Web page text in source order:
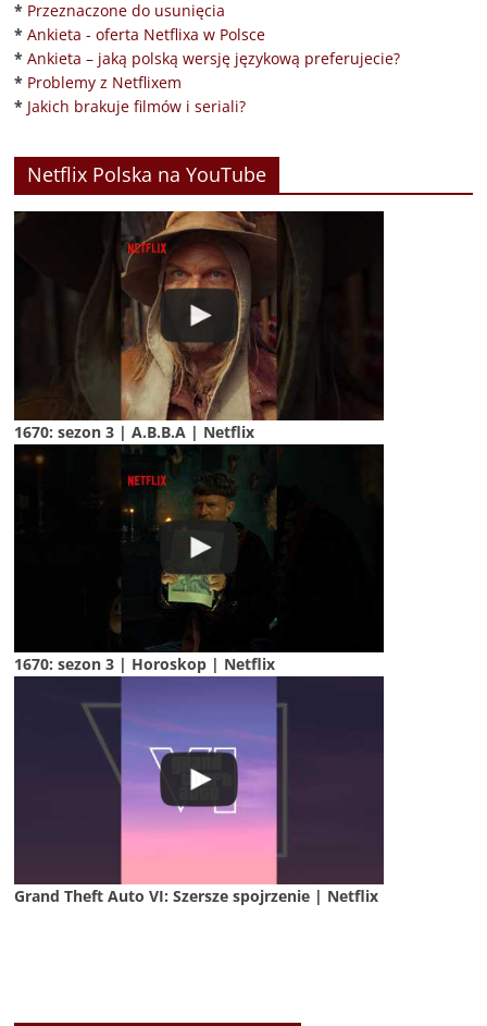
* Przeznaczone do usunięcia
* Ankieta - oferta Netflixa w Polsce
* Ankieta – jaką polską wersję językową preferujecie?
* Problemy z Netflixem
* Jakich brakuje filmów i seriali?
Netflix Polska na YouTube
1670: sezon 3 | A.B.B.A | Netflix
1670: sezon 3 | Horoskop | Netflix
Grand Theft Auto VI: Szersze spojrzenie | Netflix